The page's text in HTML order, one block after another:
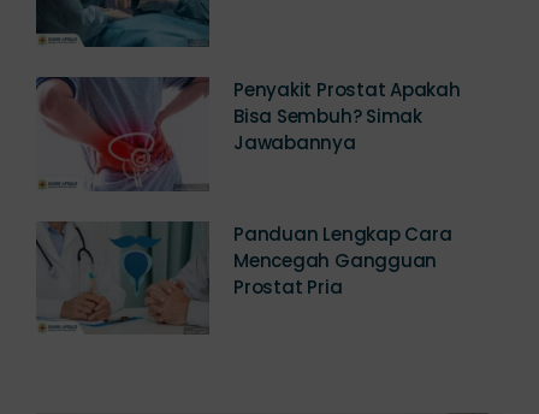
Penyakit Prostat Apakah
Bisa Sembuh? Simak
Jawabannya
Panduan Lengkap Cara
Mencegah Gangguan
Prostat Pria